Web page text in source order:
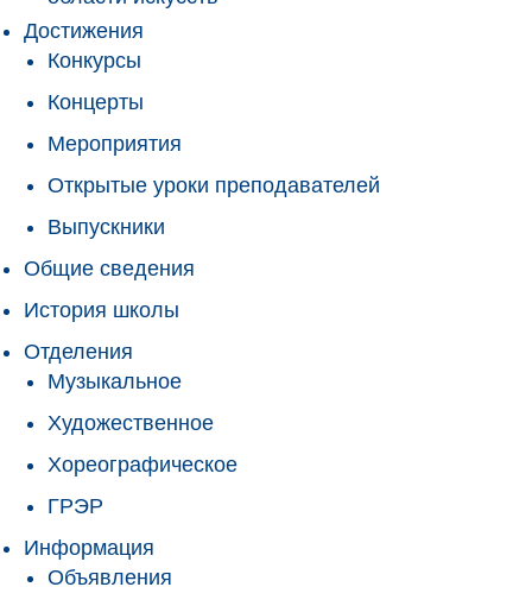
Достижения
Конкурсы
Концерты
Мероприятия
Открытые уроки преподавателей
Выпускники
Общие сведения
История школы
Отделения
Музыкальное
Художественное
Хореографическое
ГРЭР
Информация
Объявления